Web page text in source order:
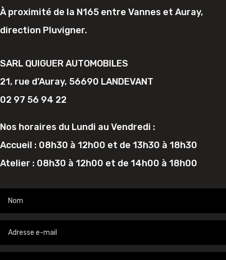
À proximité de la N165 entre Vannes et Auray,
direction Pluvigner.
SARL QUIGUER AUTOMOBILES
21, rue d’Auray, 56690 LANDEVANT
02 97 56 94 22
Nos horaires du Lundi au Vendredi :
Accueil : 08h30 à 12h00 et de 13h30 à 18h30
Atelier : 08h30 à 12h00 et de 14h00 à 18h00